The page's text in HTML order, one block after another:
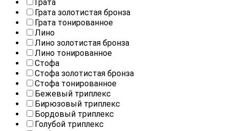
Грата
Грата золотистая бронза
Грата тонированное
Лино
Лино золотистая бронза
Лино тонированное
Стофа
Стофа золотистая бронза
Стофа тонированное
Бежевый триплекс
Бирюзовый триплекс
Бордовый триплекс
Голубой триплекс